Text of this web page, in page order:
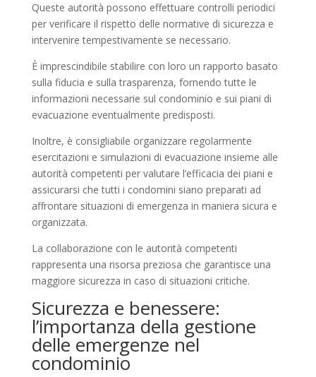
Queste autorità possono effettuare controlli periodici
per verificare il rispetto delle normative di sicurezza e
intervenire tempestivamente se necessario.
È imprescindibile stabilire con loro un rapporto basato
sulla fiducia e sulla trasparenza, fornendo tutte le
informazioni necessarie sul condominio e sui piani di
evacuazione eventualmente predisposti.
Inoltre, è consigliabile organizzare regolarmente
esercitazioni e simulazioni di evacuazione insieme alle
autorità competenti per valutare l’efficacia dei piani e
assicurarsi che tutti i condomini siano preparati ad
affrontare situazioni di emergenza in maniera sicura e
organizzata.
La collaborazione con le autorità competenti
rappresenta una risorsa preziosa che garantisce una
maggiore sicurezza in caso di situazioni critiche.
Sicurezza e benessere:
l’importanza della gestione
delle emergenze nel
condominio